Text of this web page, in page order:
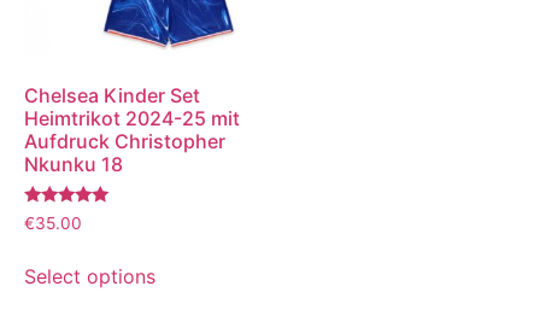
Chelsea Kinder Set
Heimtrikot 2024-25 mit
Aufdruck Christopher
Nkunku 18
Bewertet
mit
€35.00
Select options